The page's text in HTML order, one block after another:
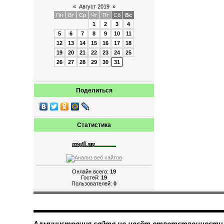
« Август 2019 »
Пн
Вт Ср Чт Пт Сб
Вс
1
2 3
4
5
6 7 8 9 10
11
12
13 14 15 16 17
18
19
20 21 22 23 24
25
26
27 28 29 30 31
Поделиться
Статистика
Онлайн всего:19
Гостей:19
Пользователей:0